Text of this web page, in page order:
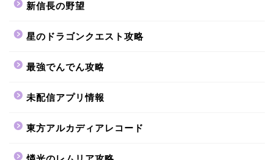
新信長の野望
星のドラゴンクエスト攻略
最強でんでん攻略
未配信アプリ情報
東方アルカディアレコード